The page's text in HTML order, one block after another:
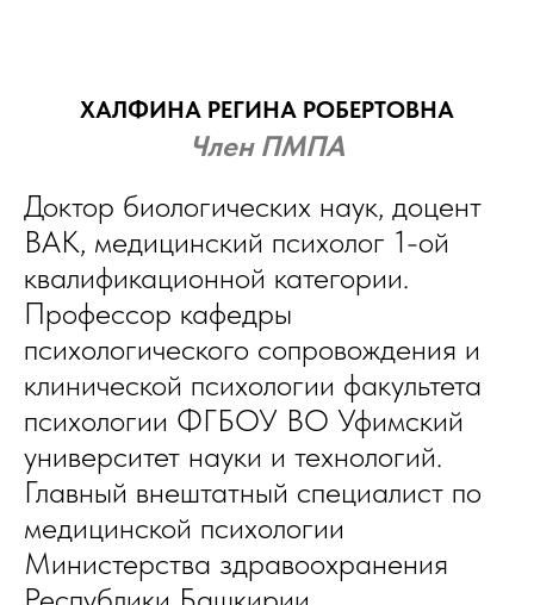
ХАЛФИНА РЕГИНА РОБЕРТОВНА
Член ПМПА
Доктор биологических наук, доцент
ВАК, медицинский психолог 1-ой
квалификационной категории.
Профессор кафедры
психологического сопровождения и
клинической психологии факультета
психологии ФГБОУ ВО Уфимский
университет науки и технологий.
Главный внештатный специалист по
медицинской психологии
Министерства здравоохранения